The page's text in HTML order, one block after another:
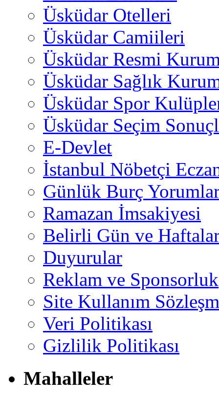
Üsküdar Otelleri
Üsküdar Camiileri
Üsküdar Resmi
Üsküdar Sağlık
Üsküdar Spor
Üsküdar Seçim
E-Devlet
İstanbul Nöbetçi
Günlük Burç
Ramazan İmsakiyesi
Belirli Gün ve
Duyurular
Reklam ve Sponsorluk
Site Kullanım
Veri Politikası
Gizlilik Politikası
Mahalleler